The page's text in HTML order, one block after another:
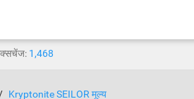
1,468
Kryptonite SEILOR मूल्य